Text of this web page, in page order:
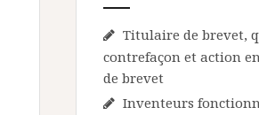
Titulaire de brevet,
contrefaçon et action
de brevet
Inventeurs